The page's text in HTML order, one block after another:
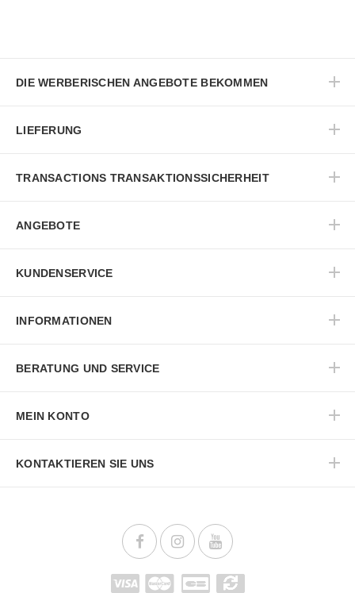
DIE WERBERISCHEN ANGEBOTE BEKOMMEN
LIEFERUNG
TRANSACTIONS TRANSAKTIONSSICHERHEIT
ANGEBOTE
KUNDENSERVICE
INFORMATIONEN
BERATUNG UND SERVICE
MEIN KONTO
KONTAKTIEREN SIE UNS